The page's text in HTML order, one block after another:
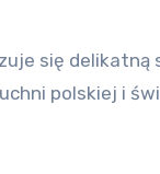
się
polskiej i